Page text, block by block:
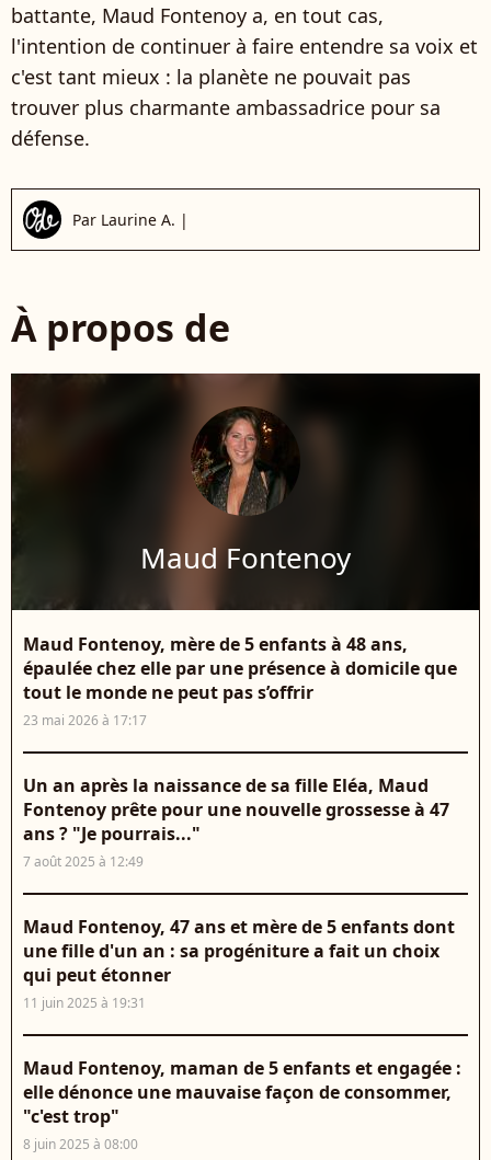
battante, Maud Fontenoy a, en tout cas,
l'intention de continuer à faire entendre sa voix et
c'est tant mieux : la planète ne pouvait pas
trouver plus charmante ambassadrice pour sa
défense.
Par Laurine A. |
À propos de
Maud Fontenoy
Maud Fontenoy, mère de 5 enfants à 48 ans,
épaulée chez elle par une présence à domicile que
tout le monde ne peut pas s’offrir
23 mai 2026 à 17:17
Un an après la naissance de sa fille Eléa, Maud
Fontenoy prête pour une nouvelle grossesse à 47
ans ? "Je pourrais..."
7 août 2025 à 12:49
Maud Fontenoy, 47 ans et mère de 5 enfants dont
une fille d'un an : sa progéniture a fait un choix
qui peut étonner
11 juin 2025 à 19:31
Maud Fontenoy, maman de 5 enfants et engagée :
elle dénonce une mauvaise façon de consommer,
"c'est trop"
8 juin 2025 à 08:00